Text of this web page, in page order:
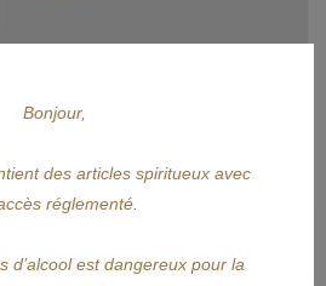
30,55 €Prix
Bonjour,
des articles spiritueux avec
réglementé.
d’alcool est dangereux pour la